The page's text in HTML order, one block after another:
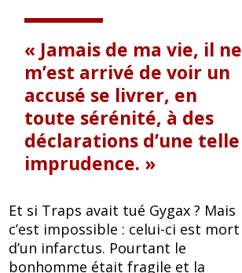
Jamais de ma vie, il ne
m’est arrivé de voir un
accusé se livrer, en
toute sérénité, à des
déclarations d’une telle
imprudence.
Et si Traps avait tué Gygax ? Mais
c’est impossible : celui-ci est mort
d’un infarctus. Pourtant le
bonhomme était fragile et la